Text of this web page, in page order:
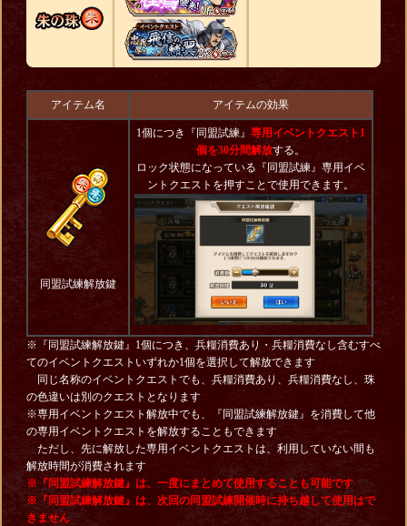
アイテム名 アイテムの効果
同盟試練解放鍵
1個につき『同盟試練』 専用イベントクエスト1
個を30分間解放する。
ロック状態になっている『同盟試練』専用イベ
ントクエストを押すことで使用できます。
※『同盟試練解放鍵』1個につき、兵糧消費あり・兵糧消費なし含むすべ
てのイベントクエストいずれか1個を選択して解放できます
同じ名称のイベントクエストでも、兵糧消費あり、兵糧消費なし、珠
の色違いは別のクエストとなります
※専用イベントクエスト解放中でも、『同盟試練解放鍵』を消費して他
の専用イベントクエストを解放することもできます
ただし、先に解放した専用イベントクエストは、利用していない間も
解放時間が消費されます
※『同盟試練解放鍵』は、一度にまとめて使用することも可能です
※『同盟試練解放鍵』は、次回の同盟試練開催時に持ち越して使用はで
きません